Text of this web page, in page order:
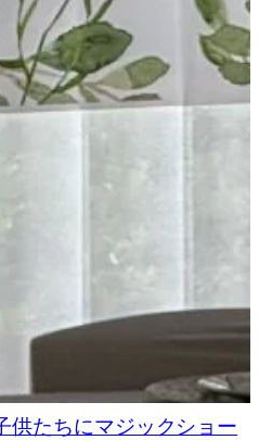
供たちにマジックショー